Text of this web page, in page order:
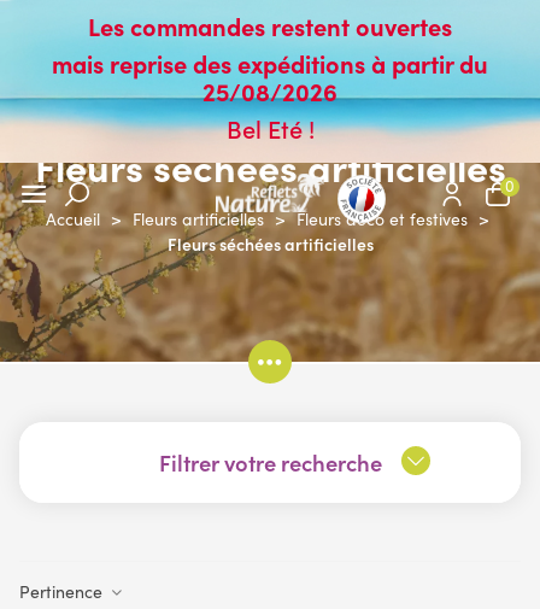
Les commandes restent ouvertes
mais reprise des expéditions à partir du
25/08/2026
Bel Eté !
0
Fleurs séchées artificielles
Accueil > Fleurs artificielles > Fleurs déco et festives >
Fleurs séchées artificielles
Filtrer votre recherche
Pertinence